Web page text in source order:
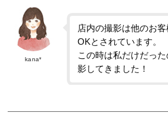
kana*
店内の撮影は他のお
OKとされています。
この時は私だけだっ
影してきました！